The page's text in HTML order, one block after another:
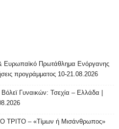
Πρωτάθλημα Ενόργανης
προγράμματος 10-21.08.2026
Γυναικών: Τσεχία – Ελλάδα |
– «Τίμων ή Μισάνθρωπος»